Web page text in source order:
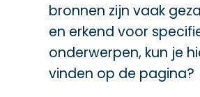
bronnen zijn vaak
en erkend voor
onderwerpen, kun je
vinden op de pagina?